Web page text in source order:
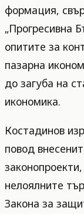
формация,
„Прогресивна
опитите за
пазарна
до загуба на
икономика.
Костадинов
повод
нелоялните
Закона за